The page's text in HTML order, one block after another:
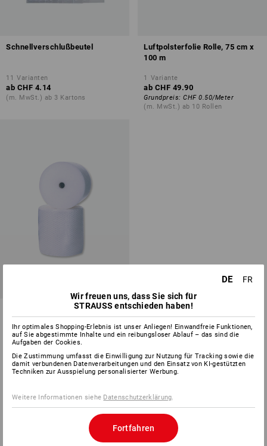
Schnellverschlußbeutel
11 Varianten
ab CHF 4.14
(m. MwSt.) ab 3 Kartons
Luftpolsterfolie Rolle, 75 cm x
100 m
1 Variante
ab CHF 49.90
Grundpreis: CHF 0.50/Meter
(m. MwSt.) ab 10 Rollen
Luftpolsterfolie Rolle, 100 cm x
Variante
Grundpreis:CHF 0.63/Meter
(m. MwSt.) ab 10 Rollen
Sie haben sich bereits 5 von 5 Artikeln angesehen.
DE
FR
Wir freuen uns, dass Sie sich für
STRAUSS entschieden haben!
Ihr optimales Shopping-Erlebnis ist unser Anliegen! Einwandfreie Funktionen,
auf Sie abgestimmte Inhalte und ein reibungsloser Ablauf – das sind die
Aufgaben der Cookies.
Die Zustimmung umfasst die Einwilligung zur Nutzung für Tracking sowie die
damit verbundenen Datenverarbeitungen und den Einsatz von KI-gestützten
Techniken zur Ausspielung personalisierter Werbung.
Weitere Informationen siehe Datenschutzerklärung
Fortfahren